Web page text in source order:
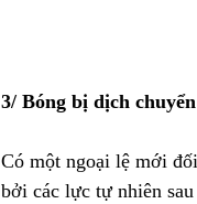
3/ Bóng bị dịch
Có một ngoại lệ mới
bởi các lực tự nhiên